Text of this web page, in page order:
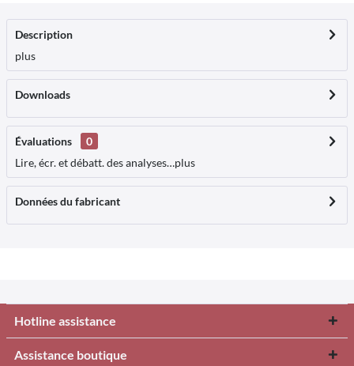
Description
plus
Downloads
Évaluations
0
Lire, écr. et débatt. des analyses…plus
Données du fabricant
Hotline assistance
Assistance boutique